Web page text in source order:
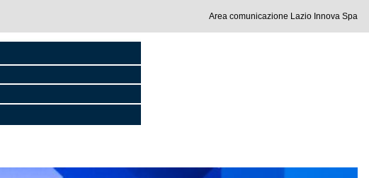
Area comunicazione Lazio Innova Spa